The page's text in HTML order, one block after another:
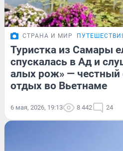
СТРАНА И МИР
Туристка из Самары
спускалась в Ад и
алых рож» — честный
отдых во Вьетнаме
6 мая, 2026, 19:13 8 442 24